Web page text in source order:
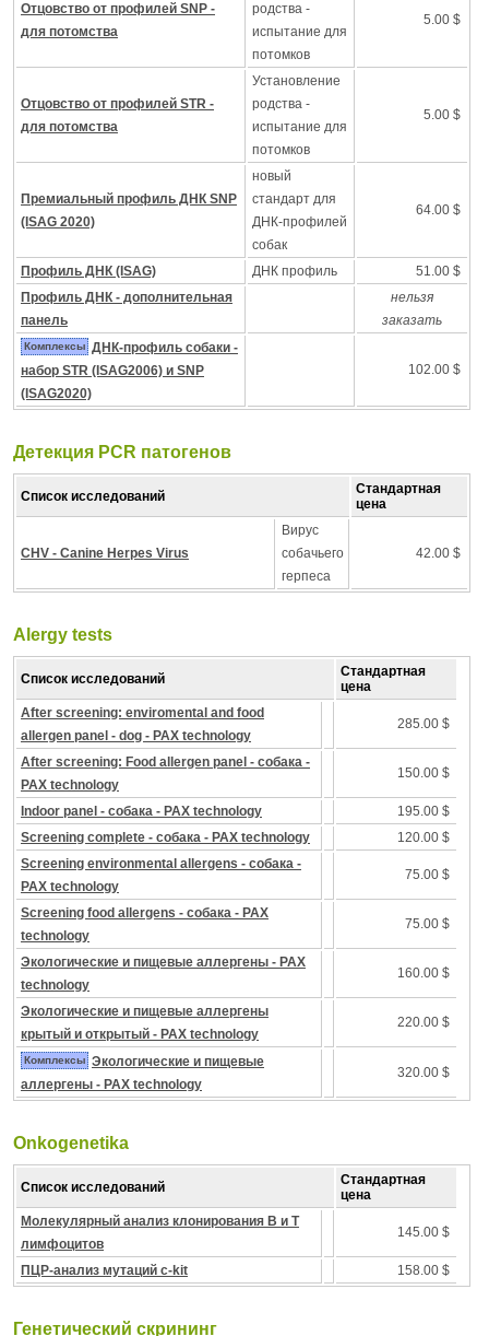
Отцовство от профилей SNP -
для потомства
родства -
испытание для
потомков
5.00 $
Отцовство от профилей STR -
для потомства
Установление
родства -
испытание для
потомков
5.00 $
Премиальный профиль ДНК SNP
(ISAG 2020)
новый
стандарт для
ДНК-профилей
собак
64.00 $
Профиль ДНК (ISAG) ДНК профиль
51.00 $
Профиль ДНК - дополнительная
панель
нельзя
заказать
Комплексы ДНК-профиль собаки -
набор STR (ISAG2006) и SNP
(ISAG2020)
102.00 $
Детекция PCR патогенов
Список исследований
Стандартная
цена
CHV - Canine Herpes Virus
Вирус
собачьего
герпеса
42.00 $
Alergy tests
Список исследований
Стандартная
цена
After screening: enviromental and food
allergen panel - dog - PAX technology
285.00 $
After screening: Food allergen panel - собака -
PAX technology
150.00 $
Indoor panel - собака - PAX technology
195.00 $
Screening complete - собака - PAX technology
120.00 $
Screening environmental allergens - собака -
PAX technology
75.00 $
Screening food allergens - собака - PAX
technology
75.00 $
Экологические и пищевые аллергены - PAX
technology
160.00 $
Экологические и пищевые аллергены
крытый и открытый - PAX technology
220.00 $
Комплексы Экологические и пищевые
аллергены - PAX technology
320.00 $
Onkogenetika
Список исследований
Стандартная
цена
Молекулярный анализ клонирования B и T
лимфоцитов
145.00 $
ПЦР-анализ мутаций c-kit 158.00 $
Генетический скрининг